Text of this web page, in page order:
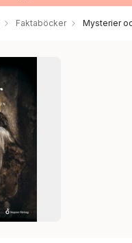
Faktaböcker Mysterier